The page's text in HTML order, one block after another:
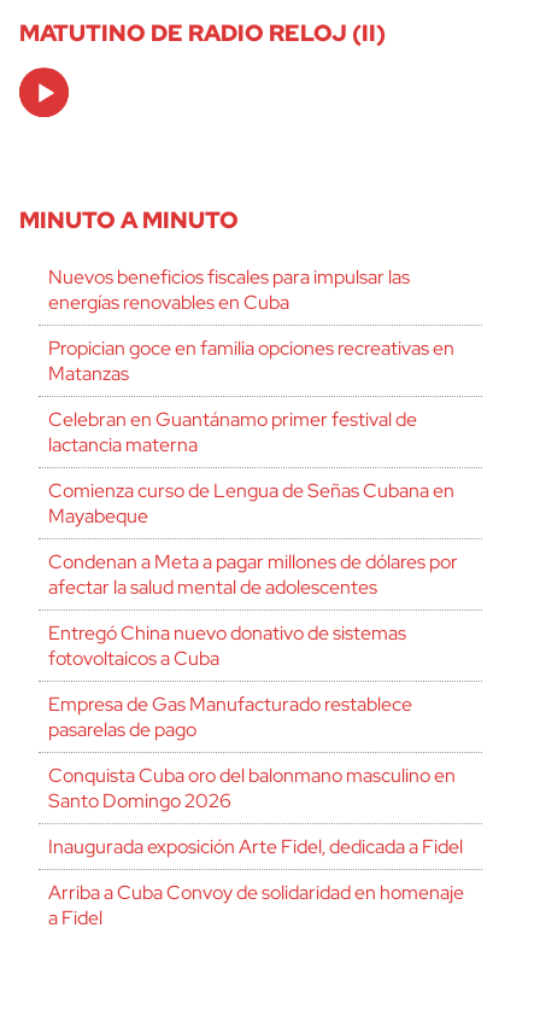
MATUTINO DE RADIO RELOJ (II)
Audio
Player
MINUTO A MINUTO
Nuevos beneficios fiscales para impulsar las
energías renovables en Cuba
Propician goce en familia opciones recreativas en
Matanzas
Celebran en Guantánamo primer festival de
lactancia materna
Comienza curso de Lengua de Señas Cubana en
Mayabeque
Condenan a Meta a pagar millones de dólares por
afectar la salud mental de adolescentes
Entregó China nuevo donativo de sistemas
fotovoltaicos a Cuba
Empresa de Gas Manufacturado restablece
pasarelas de pago
Conquista Cuba oro del balonmano masculino en
Santo Domingo 2026
Inaugurada exposición Arte Fidel, dedicada a Fidel
Arriba a Cuba Convoy de solidaridad en homenaje
a Fidel